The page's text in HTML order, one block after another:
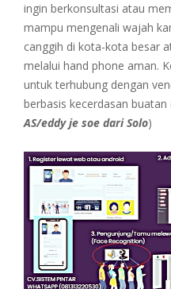
ingin berkonsultasi atau
mampu mengenali wajah
canggih di kota-kota besar
melalui hand phone aman.
untuk terhubung dengan
berbasis kecerdasan buatan
AS/eddy je soe dari Solo)